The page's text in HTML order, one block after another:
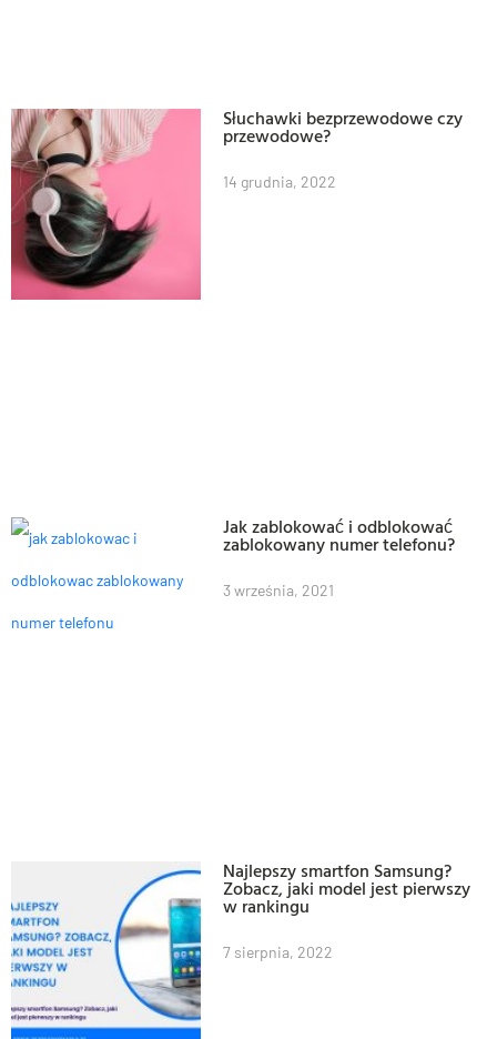
Słuchawki bezprzewodowe czy
przewodowe?
14 grudnia, 2022
Jak zablokować i odblokować
zablokowany numer telefonu?
3 września, 2021
Najlepszy smartfon Samsung?
Zobacz, jaki model jest pierwszy
w rankingu
7 sierpnia, 2022